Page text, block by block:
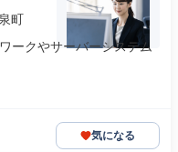
町
ークやサーバーシステム
気になる